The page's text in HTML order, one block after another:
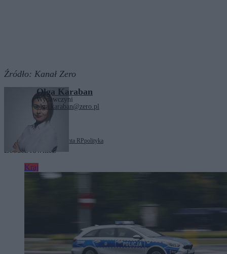
Źródło: Kanał Zero
Olga Karaban
Wydawczyni
olga.karaban@zero.pl
Tagi: Kancelaria Prezydenta RPpolityka
Zobacz również
Kraj